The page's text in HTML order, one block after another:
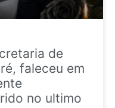
de
faleceu em
no ultimo